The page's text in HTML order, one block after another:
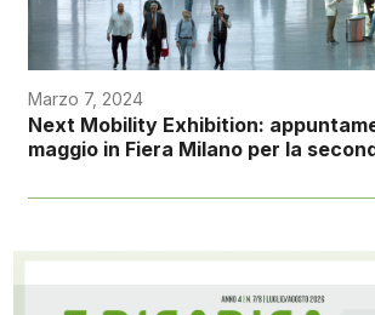
Marzo 7, 2024
Next Mobility Exhibition:
maggio in Fiera Milano per la